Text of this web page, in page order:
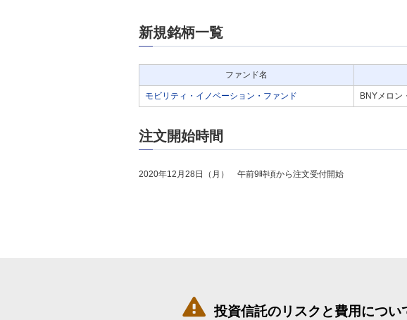
新規銘柄一覧
ファンド名
モビリティ・イノベーション・ファンド BNYメロン
注文開始時間
2020年12月28日（月） 午前9時頃から注文受付開始
 投資信託のリスクと費用につい